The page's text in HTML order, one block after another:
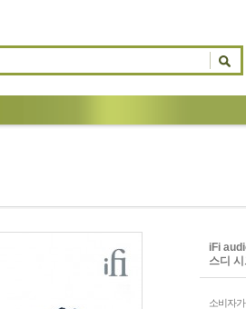
iFi
스디
소비자